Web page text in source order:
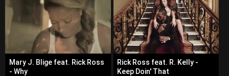
Mary J. Blige feat. Rick Ross
- Why
Rick Ross feat. R. Kelly -
Keep Doin' That